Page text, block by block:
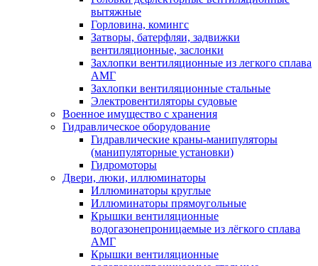
вытяжные
Горловина, комингс
Затворы, батерфляи, задвижки
вентиляционные, заслонки
Захлопки вентиляционные из легкого сплава
АМГ
Захлопки вентиляционные стальные
Электровентиляторы судовые
Военное имущество с хранения
Гидравлическое оборудование
Гидравлические краны-манипуляторы
(манипуляторные установки)
Гидромоторы
Двери, люки, иллюминаторы
Иллюминаторы круглые
Иллюминаторы прямоугольные
Крышки вентиляционные
водогазонепроницаемые из лёгкого сплава
АМГ
Крышки вентиляционные